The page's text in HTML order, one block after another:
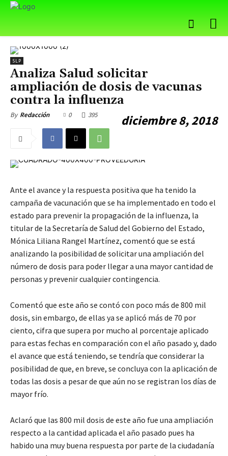
SLP
Analiza Salud solicitar
ampliación de dosis de vacunas
contra la influenza
By Redacción diciembre 8, 2018
0 395
Ante el avance y la respuesta positiva que ha tenido la
campaña de vacunación que se ha implementado en todo el
estado para prevenir la propagación de la influenza, la
titular de la Secretaría de Salud del Gobierno del Estado,
Mónica Liliana Rangel Martínez, comentó que se está
analizando la posibilidad de solicitar una ampliación del
número de dosis para poder llegar a una mayor cantidad de
personas y prevenir cualquier contingencia.
Comentó que este año se contó con poco más de 800 mil
dosis, sin embargo, de ellas ya se aplicó más de 70 por
ciento, cifra que supera por mucho al porcentaje aplicado
para estas fechas en comparación con el año pasado y, dado
el avance que está teniendo, se tendría que considerar la
posibilidad de que, en breve, se concluya con la aplicación de
todas las dosis a pesar de que aún no se registran los días de
mayor frío.
Aclaró que las 800 mil dosis de este año fue una ampliación
respecto a la cantidad aplicada el año pasado pues ha
habido una muy buena respuesta por parte de la ciudadanía